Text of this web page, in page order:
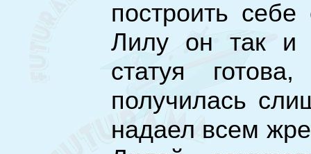
построить
Лилу он так и
статуя
получилась
надаел всем